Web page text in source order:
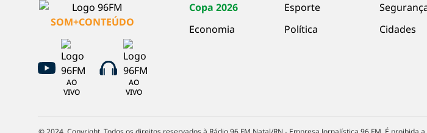
SOM+CONTEÚDO
AO
VIVO
AO
VIVO
Copa 2026
Economia
Esporte
Política
Cidades